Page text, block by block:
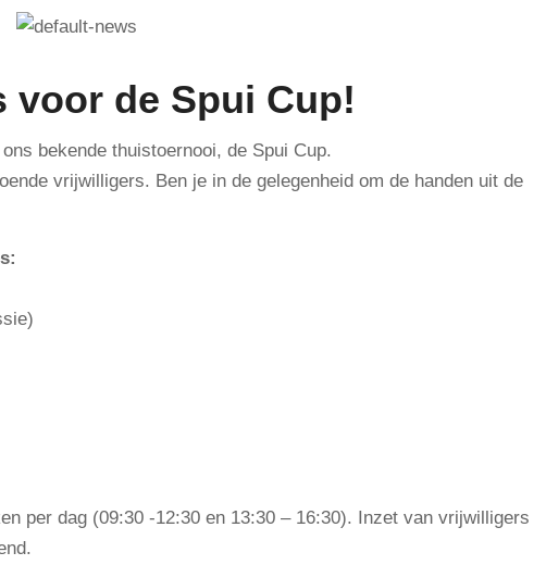
de Spui Cup!
bekende thuistoernooi, de Spui Cup.
vrijwilligers. Ben je in de gelegenheid om de handen uit de
per dag (09:30 -12:30 en 13:30 – 16:30). Inzet van vrijwilligers